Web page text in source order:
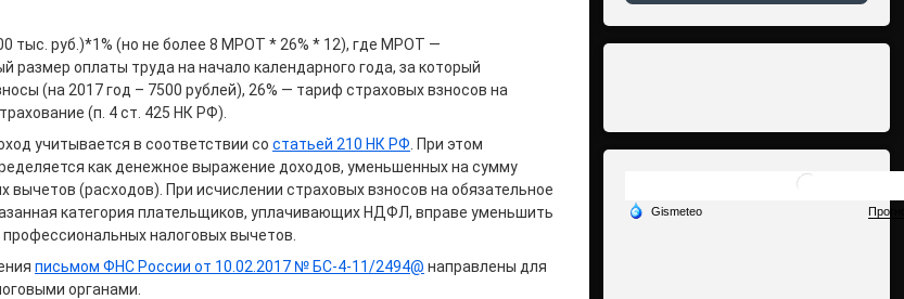
тыс. руб.)*1% (но не более 8 МРОТ * 26% * 12), где МРОТ —
размер оплаты труда на начало календарного года, за который
(на 2017 год – 7500 рублей), 26% — тариф страховых взносов на
(п. 4 ст. 425 НК РФ).
учитывается в соответствии состатьей 210 НК РФ . При этом
как денежное выражение доходов, уменьшенных на сумму
вычетов (расходов). При исчислении страховых взносов на обязательное
категория плательщиков, уплачивающих НДФЛ, вправе уменьшить
налоговых вычетов.
письмом ФНС России от 10.02.2017 № БС-4-11/2494@ направлены для
органами.